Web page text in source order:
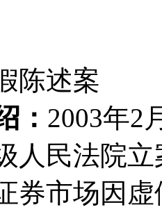
陈述案
： 2003年2
人民法院
券市场因